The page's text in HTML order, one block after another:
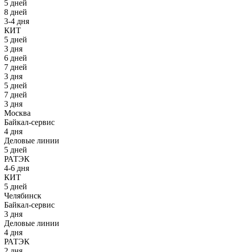
5 дней
8 дней
3-4 дня
КИТ
5 дней
3 дня
6 дней
7 дней
3 дня
5 дней
7 дней
3 дня
Москва
Байкал-сервис
4 дня
Деловые линии
5 дней
РАТЭК
4-6 дня
КИТ
5 дней
Челябинск
Байкал-сервис
3 дня
Деловые линии
4 дня
РАТЭК